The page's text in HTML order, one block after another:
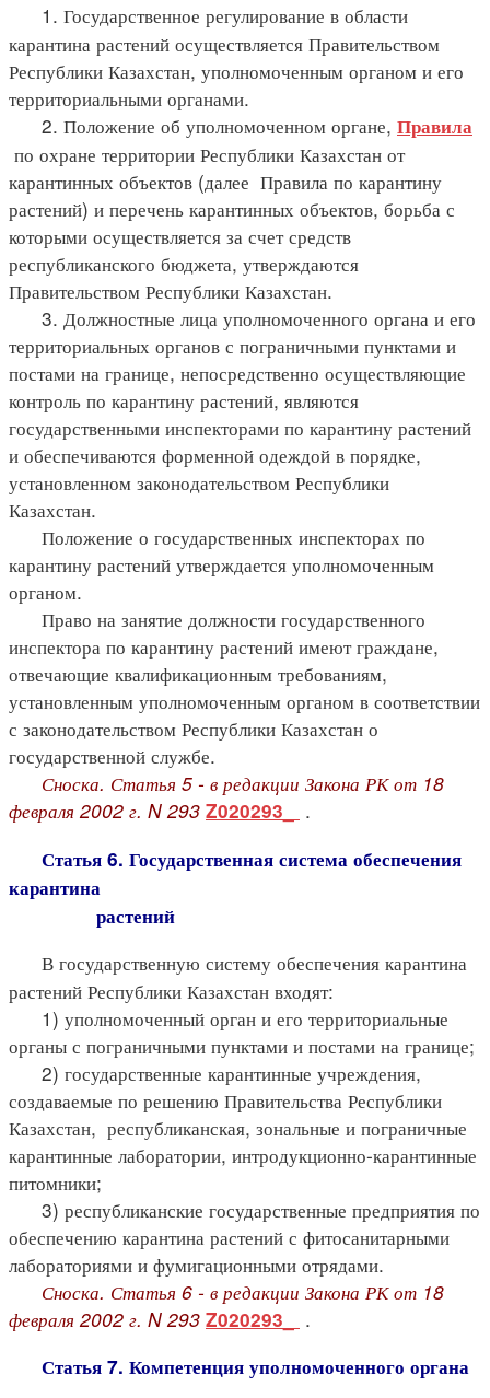
1. Государственное регулирование в области
карантина растений осуществляется Правительством
Республики Казахстан, уполномоченным органом и его
территориальными органами.
2. Положение об уполномоченном органе, Правила
по охране территории Республики Казахстан от
карантинных объектов (далее Правила по карантину
растений) и перечень карантинных объектов, борьба с
которыми осуществляется за счет средств
республиканского бюджета, утверждаются
Правительством Республики Казахстан.
3. Должностные лица уполномоченного органа и его
территориальных органов с пограничными пунктами и
постами на границе, непосредственно осуществляющие
контроль по карантину растений, являются
государственными инспекторами по карантину растений
и обеспечиваются форменной одеждой в порядке,
установленном законодательством Республики
Казахстан.
Положение о государственных инспекторах по
карантину растений утверждается уполномоченным
органом.
Право на занятие должности государственного
инспектора по карантину растений имеют граждане,
отвечающие квалификационным требованиям,
установленным уполномоченным органом в соответствии
с законодательством Республики Казахстан о
государственной службе.
Сноска. Статья 5 - в редакции Закона РК от 18
февраля 2002 г. N 293 Z020293_ .
Статья 6. Государственная система обеспечения
карантина
растений
В государственную систему обеспечения карантина
растений Республики Казахстан входят:
1) уполномоченный орган и его территориальные
органы с пограничными пунктами и постами на границе;
2) государственные карантинные учреждения,
создаваемые по решению Правительства Республики
Казахстан, республиканская, зональные и пограничные
карантинные лаборатории, интродукционно-карантинные
питомники;
3) республиканские государственные предприятия по
обеспечению карантина растений с фитосанитарными
лабораториями и фумигационными отрядами.
Сноска. Статья 6 - в редакции Закона РК от 18
февраля 2002 г. N 293 Z020293_ .
Статья 7. Компетенция уполномоченного органа